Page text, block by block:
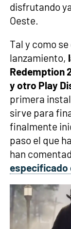
disfrutando
Oeste.
Tal y como
lanzamiento,
Redemption
y otro Play
primera
sirve para
finalmente
paso el que
han
especificado